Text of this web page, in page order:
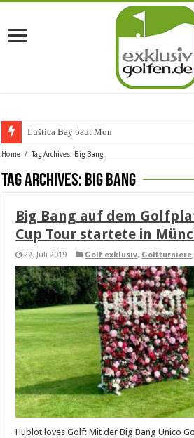
Luštica Bay baut Monteneg
Home / Tag Archives: Big Bang
Tag Archives: Big Bang
Big Bang auf dem
Cup Tour startete in
22. Juli 2019 Golf exklusiv, Golfturniere,
Hublot loves Golf: Mit der Big Bang Unico